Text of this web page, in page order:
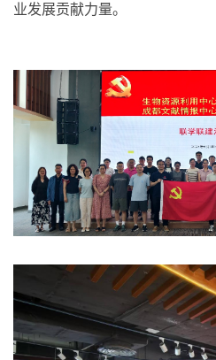
业发展贡献力量。